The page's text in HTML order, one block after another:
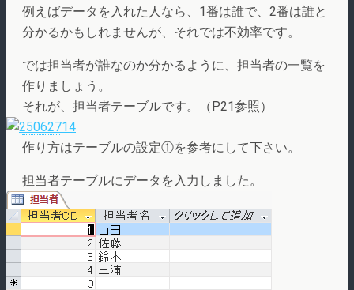
例えばデータを入れた人なら、1番は誰で、2番は誰と
分かるかもしれませんが、それでは不効率です。
では担当者が誰なのか分かるように、担当者の一覧を
作りましょう。
それが、担当者テーブルです。（P21参照）
作り方はテーブルの設定①を参考にして下さい。
担当者テーブルにデータを入力しました。